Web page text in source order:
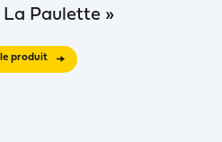
La Paulette »
produit